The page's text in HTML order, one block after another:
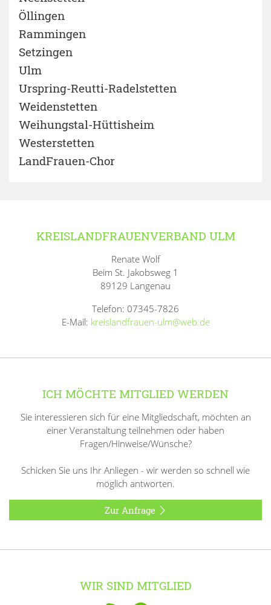
Öllingen
Rammingen
Setzingen
Ulm
Urspring-Reutti-Radelstetten
Weidenstetten
Weihungstal-Hüttisheim
Westerstetten
LandFrauen-Chor
KREISLANDFRAUENVERBAND ULM
Renate Wolf
Beim St. Jakobsweg 1
89129 Langenau
Telefon: 07345-7826
E-Mail: kreislandfrauen-ulm@web.de
ICH MÖCHTE MITGLIED WERDEN
Sie interessieren sich für eine Mitgliedschaft, möchten an
einer Veranstaltung teilnehmen oder haben
Fragen/Hinweise/Wünsche?
Schicken Sie uns Ihr Anliegen - wir werden so schnell wie
möglich antworten.
Zur Anfrage
WIR SIND MITGLIED